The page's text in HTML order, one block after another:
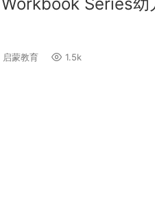
启蒙教育 1.5k